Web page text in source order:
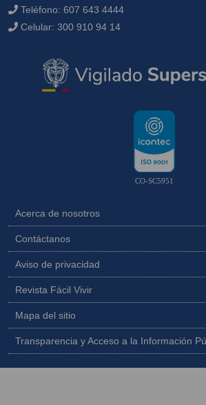
Teléfono: 607 643 4444
Celular: 300 910 94 14
CO-SC5951
Acerca de nosotros
Contáctanos
Aviso de privacidad
Revista Fácil Vivir
Mapa del sitio
Transparencia y Acceso a la Información